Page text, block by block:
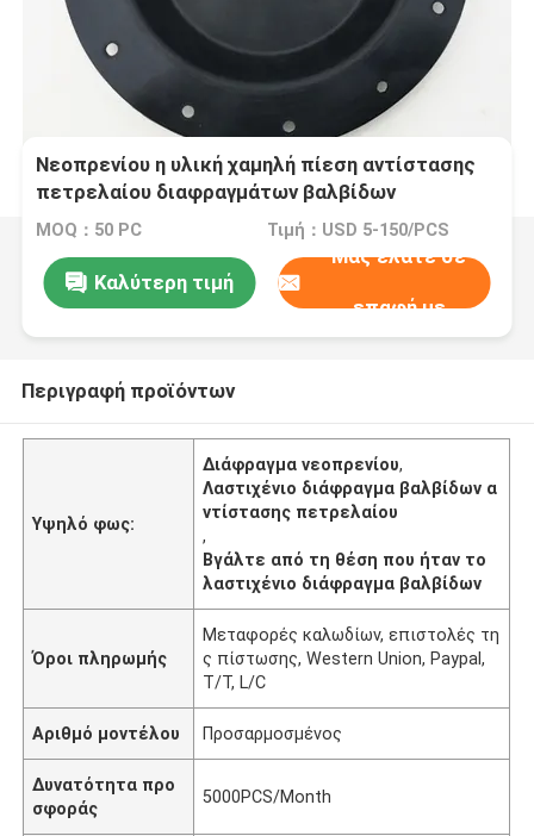
Νεοπρενίου η υλική χαμηλή πίεση αντίστασης
πετρελαίου διαφραγμάτων βαλβίδων
λαστιχένια βγάζει από τη θέση που ήταν το
διάφραγμα εξαρτήσεων βαλβίδων
MOQ：50 PC Τιμή：USD 5-150/PCS
Καλύτερη τιμή
Μας ελάτε σε
επαφή με
Περιγραφή προϊόντων
Υψηλό φως:
Διάφραγμα νεοπρενίου,
Λαστιχένιο διάφραγμα βαλβίδων α
ντίστασης πετρελαίου
,
Βγάλτε από τη θέση που ήταν το
λαστιχένιο διάφραγμα βαλβίδων
Όροι πληρωμής
Μεταφορές καλωδίων, επιστολές τη
ς πίστωσης, Western Union, Paypal,
T/T, L/C
Αριθμό μοντέλου Προσαρμοσμένος
Δυνατότητα προ
σφοράς
5000PCS/Month